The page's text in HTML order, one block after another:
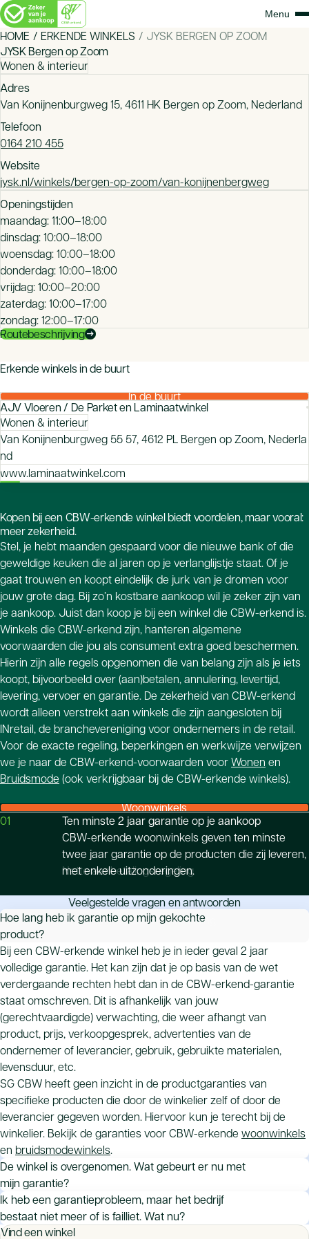
HOME ERKENDE WINKELS
JYSK BERGEN OP ZOOM
JYSK Bergen op Zoom
Wonen & interieur
Adres
Van Konijnenburgweg 15, 4611 HK Bergen op Zoom, Nederland
Telefoon
0164 210 455
Website
jysk.nl/winkels/bergen-op-zoom/van-konijnenbergweg
Openingstijden
maandag: 11:00–18:00
dinsdag: 10:00–18:00
woensdag: 10:00–18:00
donderdag: 10:00–18:00
vrijdag: 10:00–20:00
zaterdag: 10:00–17:00
zondag: 12:00–17:00
Routebeschrijvingarrow_right_alt
mood
Erkende winkels in de buurt
In de buurt
AJV Vloeren / De Parket en Laminaatwinkel
Wonen & interieur
Van Konijnenburgweg 55 57, 4612 PL Bergen op Zoom, Nederla
nd
www.laminaatwinkel.com
Kopen bij een CBW-erkende winkel biedt voordelen, maar vooral:
meer zekerheid.
Stel, je hebt maanden gespaard voor die nieuwe bank of die
geweldige keuken die al jaren op je verlanglijstje staat. Of je
gaat trouwen en koopt eindelijk de jurk van je dromen voor
jouw grote dag. Bij zo’n kostbare aankoop wil je zeker zijn van
je aankoop. Juist dan koop je bij een winkel die CBW-erkend is.
Winkels die CBW-erkend zijn, hanteren algemene
voorwaarden die jou als consument extra goed beschermen.
Hierin zijn alle regels opgenomen die van belang zijn als je iets
koopt, bijvoorbeeld over (aan)betalen, annulering, levertijd,
levering, vervoer en garantie. De zekerheid van CBW-erkend
wordt alleen verstrekt aan winkels die zijn aangesloten bij
INretail, de branchevereniging voor ondernemers in de retail.
Voor de exacte regeling, beperkingen en werkwijze verwijzen
we je naar de CBW-erkend-voorwaarden voorWonen en
Bruidsmode (ook verkrijgbaar bij de CBW-erkende winkels).
Woonwinkels
01
Ten minste 2 jaar garantie op je aankoop
Nette aanbetalingsregeling
Onpartijdige geschilafhandeling
CBW-erkende woonwinkels geven ten minste
twee jaar garantie op de producten die zij leveren,
met enkele uitzonderingen.
Veelgestelde vragen en antwoorden
Hoe lang heb ik garantie op mijn gekochte
product?
Bij een CBW-erkende winkel heb je in ieder geval 2 jaar
volledige garantie. Het kan zijn dat je op basis van de wet
verdergaande rechten hebt dan in de CBW-erkend-garantie
staat omschreven. Dit is afhankelijk van jouw
(gerechtvaardigde) verwachting, die weer afhangt van
product, prijs, verkoopgesprek, advertenties van de
ondernemer of leverancier, gebruik, gebruikte materialen,
levensduur, etc.
SG CBW heeft geen inzicht in de productgaranties van
specifieke producten die door de winkelier zelf of door de
leverancier gegeven worden. Hiervoor kun je terecht bij de
winkelier. Bekijk de garanties voor CBW-erkende woonwinkels
en bruidsmodewinkels.
De winkel is overgenomen. Wat gebeurt er nu met
mijn garantie?
De overnemende partij heeft hierover mogelijk afspraken
gemaakt met de oude eigenaar. De garantieverplichtingen
gaan niet automatisch over op de nieuwe eigenaar. Een
Ik heb een garantieprobleem, maar het bedrijf
bestaat niet meer of is failliet. Wat nu?
Als het bedrijf niet meer bestaat, dan vervalt de
Vind een winkel